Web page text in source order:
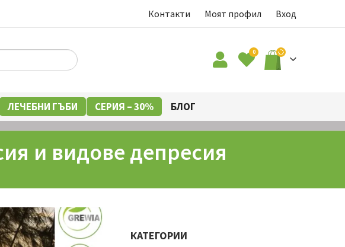
Контакти Моят профил Вход
0
ЛЕЧЕБНИ ГЪБИ СЕРИЯ – 30% БЛОГ
и видове депресия
КАТЕГОРИИ